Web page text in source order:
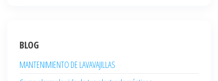
BLOG
MANTENIMIENTO DE LAVAVAJILLAS